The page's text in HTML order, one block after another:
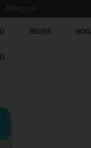
REDES